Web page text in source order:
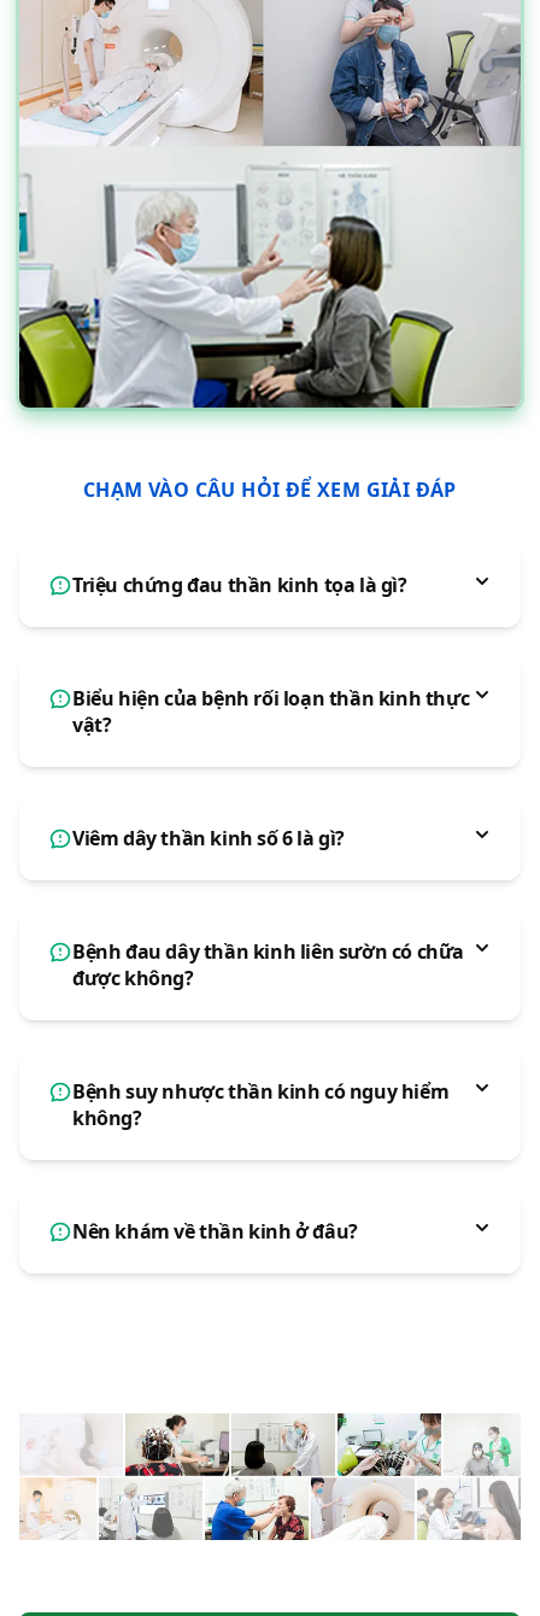
CHẠM VÀO CÂU HỎI ĐỂ XEM GIẢI ĐÁP
Triệu chứng đau thần kinh tọa là gì?
Biểu hiện của bệnh rối loạn thần kinh thực
vật?
Viêm dây thần kinh số 6 là gì?
Bệnh đau dây thần kinh liên sườn có chữa
được không?
Bệnh suy nhược thần kinh có nguy hiểm
không?
Nên khám về thần kinh ở đâu?